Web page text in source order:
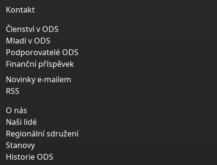
Kontakt
Členství v ODS
Mladí v ODS
Podporovatelé ODS
Finanční příspěvek
Novinky e-mailem
RSS
O nás
Naši lidé
Regionální sdružení
Stanovy
Historie ODS